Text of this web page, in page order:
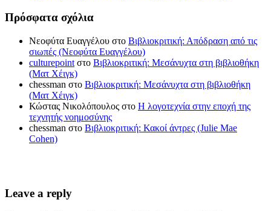
Πρόσφατα σχόλια
Νεοφύτα Ευαγγέλου στο Βιβλιοκριτική: Απόδραση από τις
σιωπές (Νεοφύτα Ευαγγέλου)
culturepoint στο Βιβλιοκριτική: Μεσάνυχτα στη βιβλιοθήκη
(Ματ Χέιγκ)
chessman στο Βιβλιοκριτική: Μεσάνυχτα στη βιβλιοθήκη
(Ματ Χέιγκ)
Κώστας Νικολόπουλος στο Η λογοτεχνία στην εποχή της
τεχνητής νοημοσύνης
chessman στο Βιβλιοκριτική: Κακοί άντρες (Julie Mae
Cohen)
Leave a reply